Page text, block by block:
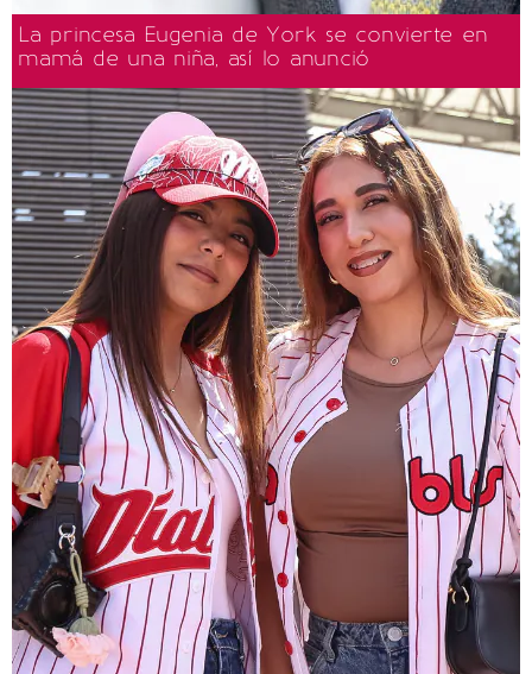
La princesa Eugenia de York se convierte en
mamá de una niña, así lo anunció